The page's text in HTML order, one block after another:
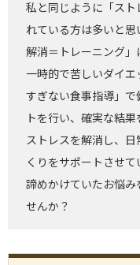
私と同じように「ス
れている方は多いと思
解消＝トレーニング」
一時的で苦しいダイ
すぎない食事指導」で
トを行い、確実な結果
ストレスを解消し、
くりをサポートさせて
諦めかけていたお悩み
せんか？